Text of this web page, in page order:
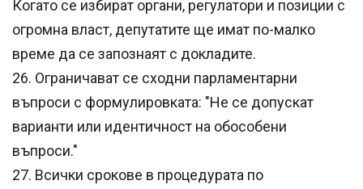
Когато се избират органи, регулатори и позиции с
огромна власт, депутатите ще имат по-малко
време да се запознаят с докладите.
26. Ограничават се сходни парламентарни
въпроси с формулировката: "Не се допускат
варианти или идентичност на обособени
въпроси."
27. Всички срокове в процедурата по